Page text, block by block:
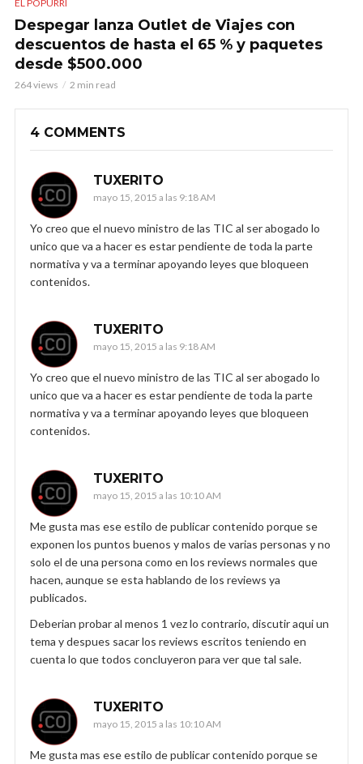
EL POPURRÍ
Despegar lanza Outlet de Viajes con
descuentos de hasta el 65 % y paquetes
desde $500.000
264 views 2 min read
4 COMMENTS
TUXERITO
mayo 15, 2015 a las 9:18 AM
Yo creo que el nuevo ministro de las TIC al ser abogado lo
unico que va a hacer es estar pendiente de toda la parte
normativa y va a terminar apoyando leyes que bloqueen
contenidos.
TUXERITO
mayo 15, 2015 a las 9:18 AM
Yo creo que el nuevo ministro de las TIC al ser abogado lo
unico que va a hacer es estar pendiente de toda la parte
normativa y va a terminar apoyando leyes que bloqueen
contenidos.
TUXERITO
mayo 15, 2015 a las 10:10 AM
Me gusta mas ese estilo de publicar contenido porque se
exponen los puntos buenos y malos de varias personas y no
solo el de una persona como en los reviews normales que
hacen, aunque se esta hablando de los reviews ya
publicados.
Deberian probar al menos 1 vez lo contrario, discutir aqui un
tema y despues sacar los reviews escritos teniendo en
cuenta lo que todos concluyeron para ver que tal sale.
TUXERITO
mayo 15, 2015 a las 10:10 AM
Me gusta mas ese estilo de publicar contenido porque se